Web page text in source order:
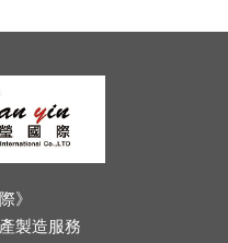
》
製造服務